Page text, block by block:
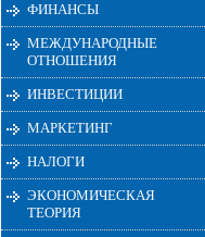
ФИНАНСЫ
МЕЖДУНАРОДНЫЕ
ОТНОШЕНИЯ
ИНВЕСТИЦИИ
МАРКЕТИНГ
НАЛОГИ
ЭКОНОМИЧЕСКАЯ
ТЕОРИЯ